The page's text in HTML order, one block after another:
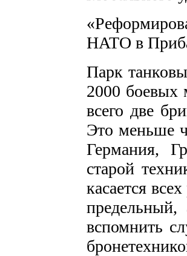
НАТО в
Парк
2000 боевых
всего две
Это меньше
Германия,
старой
касается
вспомнить